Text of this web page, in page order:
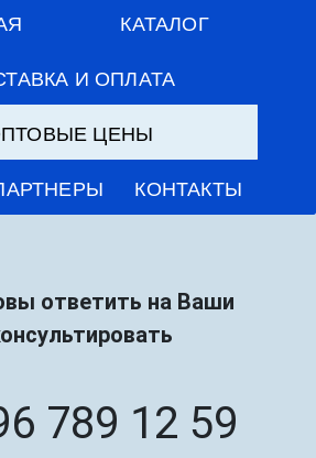
КАТАЛОГ
И ОПЛАТА
ЦЕНЫ
КОНТАКТЫ
ответить на Ваши
789 12 59